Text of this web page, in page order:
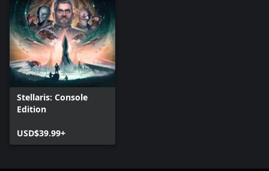
Stellaris: Console
Edition
USD$39.99+